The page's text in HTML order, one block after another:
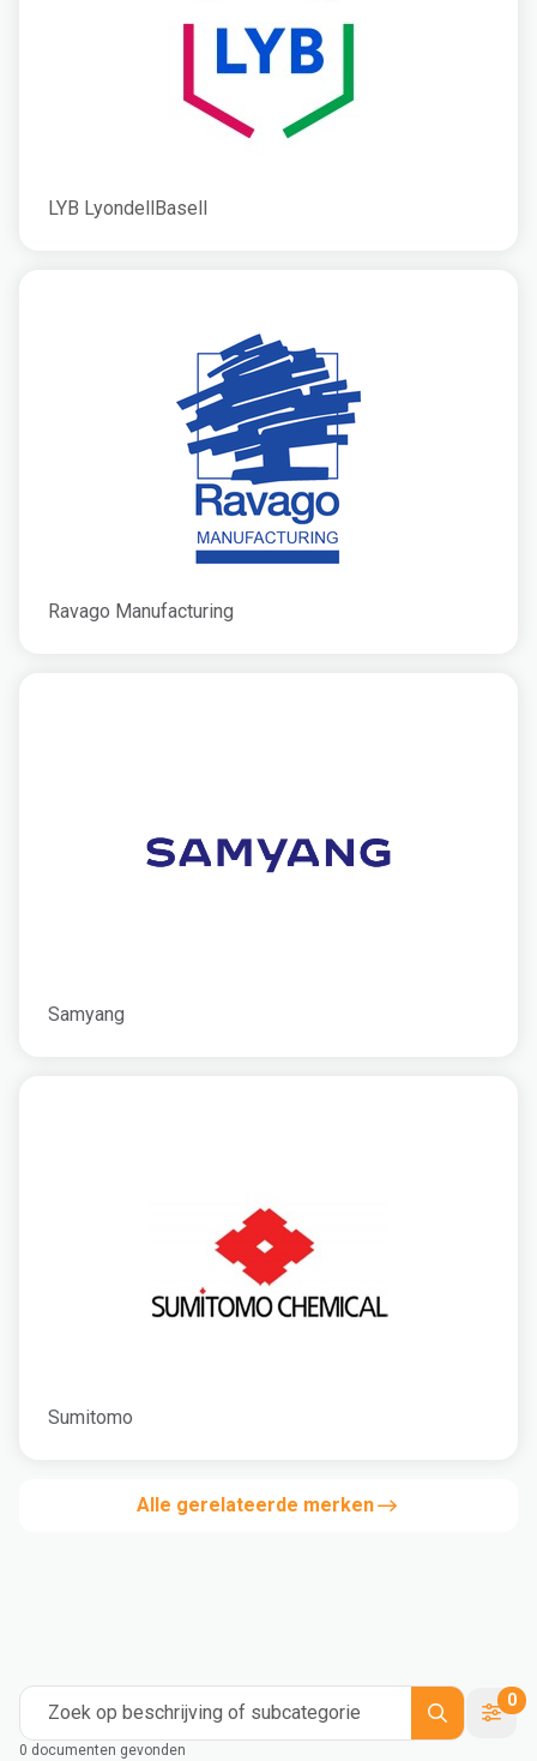
LYB LyondellBasell
Ravago Manufacturing
Samyang
Sumitomo
Alle gerelateerde merken
Zoek op beschrijving of subcategorie
0
0 documenten gevonden